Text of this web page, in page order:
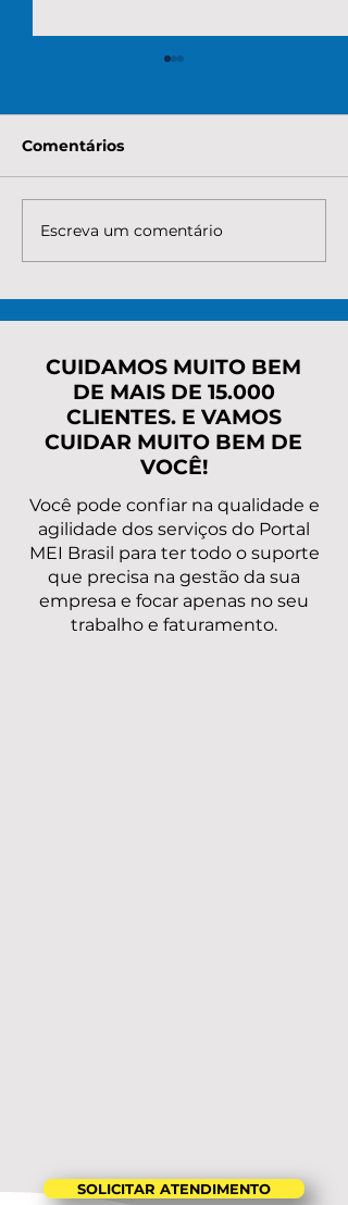
Quanto custa para
renegociar a dívida do
Entenda valores, taxas
e o melhor caminho
para regularizar
Comentários
Escreva um comentário
CUIDAMOS MUITO BEM
DE MAIS DE 15.000
CLIENTES. E VAMOS
CUIDAR MUITO BEM DE
VOCÊ!
Você pode confiar na qualidade e
agilidade dos serviços do Portal
MEI Brasil para ter todo o suporte
que precisa na gestão da sua
empresa e focar apenas no seu
trabalho e faturamento.
SOLICITAR ATENDIMENTO